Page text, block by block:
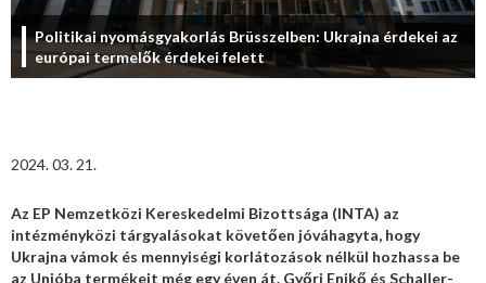
Politikai nyomásgyakorlás Brüsszelben: Ukrajna érdekei az
európai termelők érdekei felett
2024. 03. 21.
Az EP Nemzetközi Kereskedelmi Bizottsága (INTA) az
intézményközi tárgyalásokat követően jóváhagyta, hogy
Ukrajna vámok és mennyiségi korlátozások nélkül hozhassa be
az Unióba termékeit még egy éven át. Győri Enikő és Schaller-